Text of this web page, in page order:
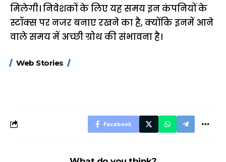
मिलेगी। निवेशकों के लिए यह समय इन कंपनियों के
स्टॉक्स पर नजर बनाए रखने का है, क्योंकि इनमें आने
वाले समय में अच्छी ग्रोथ की संभावना है।
Web Stories
FASTag के ये नए
Facebook